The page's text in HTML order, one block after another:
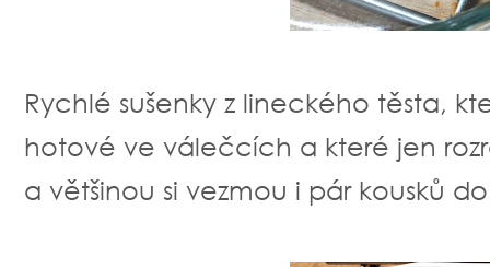
Rychlé sušenky z lineckého těsta,
hotové ve válečcích a které jen
a většinou si vezmou i pár kousků